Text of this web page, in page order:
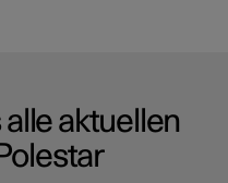
alle aktuellen